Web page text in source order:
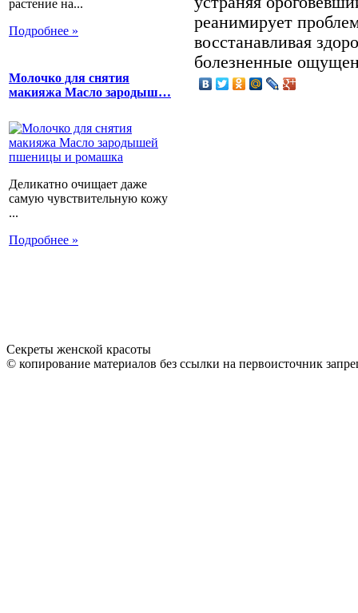
растение на...
Подробнее »
Молочко для снятия
макияжа Масло зародыш…
Деликатно очищает даже
самую чувствительную кожу
...
Подробнее »
реанимирует
восстанавливая
болезненные
Секреты женской красоты
© копирование материалов без ссылки на первоисточник